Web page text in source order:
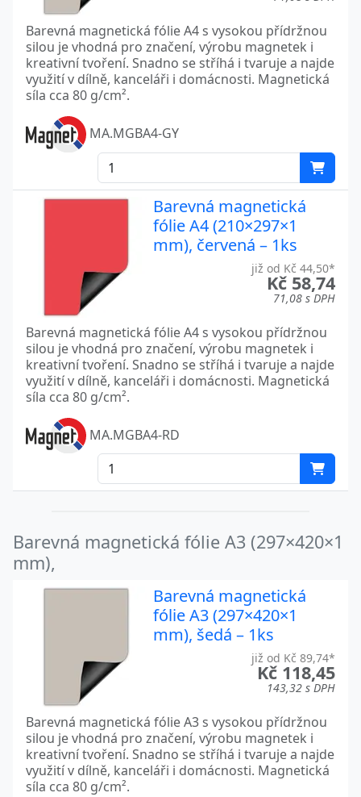
Barevná magnetická fólie A4 s vysokou přídržnou
silou je vhodná pro značení, výrobu magnetek i
kreativní tvoření. Snadno se stříhá i tvaruje a najde
využití v dílně, kanceláři i domácnosti. Magnetická
síla cca 80 g/cm².
MA.MGBA4-GY
Barevná magnetická
fólie A4 (210×297×1
mm), červená – 1ks
již od Kč 44,50*
Kč 58,74
71,08 s DPH
Barevná magnetická fólie A4 s vysokou přídržnou
silou je vhodná pro značení, výrobu magnetek i
kreativní tvoření. Snadno se stříhá i tvaruje a najde
využití v dílně, kanceláři i domácnosti. Magnetická
síla cca 80 g/cm².
MA.MGBA4-RD
Barevná magnetická fólie A3 (297×420×1
mm),
Barevná magnetická
fólie A3 (297×420×1
mm), šedá – 1ks
již od Kč 89,74*
Kč 118,45
143,32 s DPH
Barevná magnetická fólie A3 s vysokou přídržnou
silou je vhodná pro značení, výrobu magnetek i
kreativní tvoření. Snadno se stříhá i tvaruje a najde
využití v dílně, kanceláři i domácnosti. Magnetická
síla cca 80 g/cm².